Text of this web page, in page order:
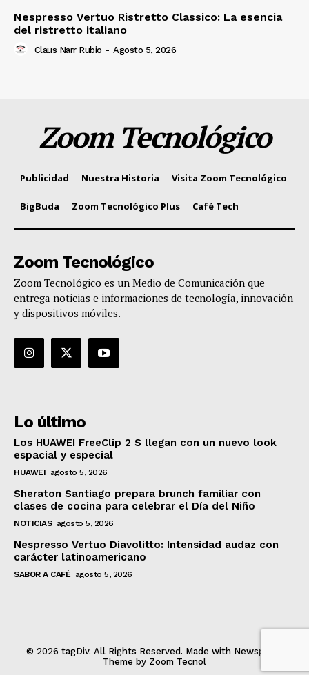
Nespresso Vertuo Ristretto Classico: La esencia
del ristretto italiano
Claus Narr Rubio - Agosto 5, 2026
Zoom Tecnológico
Publicidad Nuestra Historia Visita Zoom Tecnológico
BigBuda Zoom Tecnológico Plus Café Tech
Zoom Tecnológico
Zoom Tecnológico es un Medio de Comunicación que
entrega noticias e informaciones de tecnología, innovación
y dispositivos móviles.
Lo último
Los HUAWEI FreeClip 2 S llegan con un nuevo look
espacial y especial
HUAWEI agosto 5, 2026
Sheraton Santiago prepara brunch familiar con
clases de cocina para celebrar el Día del Niño
NOTICIAS agosto 5, 2026
Nespresso Vertuo Diavolitto: Intensidad audaz con
carácter latinoamericano
SABOR A CAFÉ agosto 5, 2026
© 2026 tagDiv. All Rights Reserved. Made with Newspaper
Theme by Zoom Tecnol